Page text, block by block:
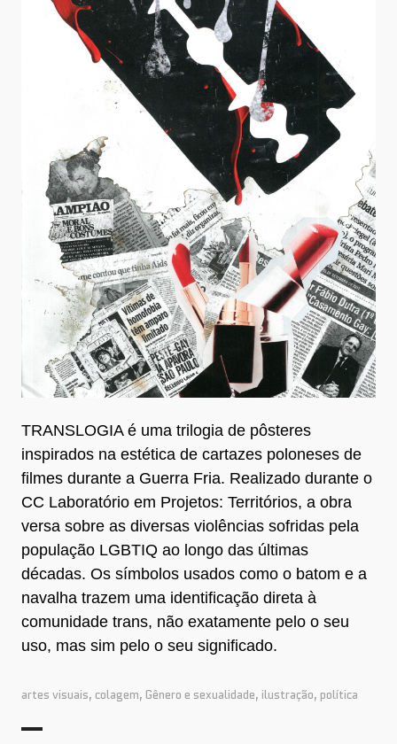
TRANSLOGIA é uma trilogia de pôsteres
inspirados na estética de cartazes poloneses de
filmes durante a Guerra Fria. Realizado durante o
CC Laboratório em Projetos: Territórios, a obra
versa sobre as diversas violências sofridas pela
população LGBTIQ ao longo das últimas
décadas. Os símbolos usados como o batom e a
navalha trazem uma identificação direta à
comunidade trans, não exatamente pelo o seu
uso, mas sim pelo o seu significado. ​​​​​​​
artes visuais, colagem, Gênero e sexualidade, ilustração, política